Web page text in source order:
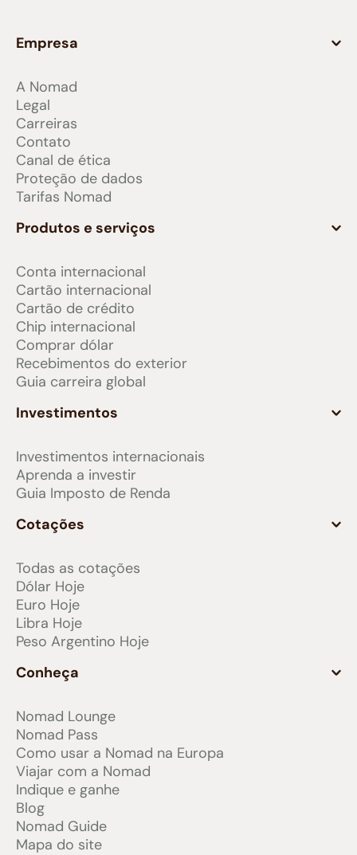
Empresa
A Nomad
Legal
Carreiras
Contato
Canal de ética
Proteção de dados
Tarifas Nomad
Produtos e serviços
Conta internacional
Cartão internacional
Cartão de crédito
Chip internacional
Comprar dólar
Recebimentos do exterior
Guia carreira global
Investimentos
Investimentos internacionais
Aprenda a investir
Guia Imposto de Renda
Cotações
Todas as cotações
Dólar Hoje
Euro Hoje
Libra Hoje
Peso Argentino Hoje
Conheça
Nomad Lounge
Nomad Pass
Como usar a Nomad na Europa
Viajar com a Nomad
Indique e ganhe
Blog
Nomad Guide
Mapa do site